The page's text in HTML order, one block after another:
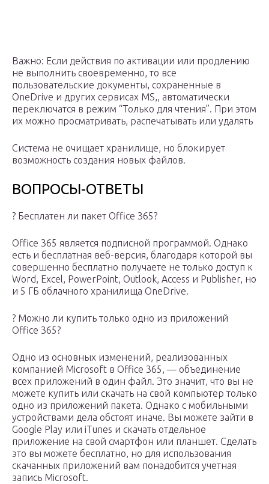
Важно: Если действия по активации или продлению
не выполнить своевременно, то все
пользовательские документы, сохраненные в
OneDrive и других сервисах MS,, автоматически
переключатся в режим “Только для чтения”. При этом
их можно просматривать, распечатывать или удалять
Система не очищает хранилище, но блокирует
возможность создания новых файлов.
ВОПРОСЫ-ОТВЕТЫ
? Бесплатен ли пакет Office 365?
Office 365 является подписной программой. Однако
есть и бесплатная веб-версия, благодаря которой вы
совершенно бесплатно получаете не только доступ к
Word, Excel, PowerPoint, Outlook, Access и Publisher, но
и 5 ГБ облачного хранилища OneDrive.
? Можно ли купить только одно из приложений
Office 365?
Одно из основных изменений, реализованных
компанией Microsoft в Office 365, — объединение
всех приложений в один файл. Это значит, что вы не
можете купить или скачать на свой компьютер только
одно из приложений пакета. Однако с мобильными
устройствами дела обстоят иначе. Вы можете зайти в
Google Play или iTunes и скачать отдельное
приложение на свой смартфон или планшет. Сделать
это вы можете бесплатно, но для использования
скачанных приложений вам понадобится учетная
запись Microsoft.